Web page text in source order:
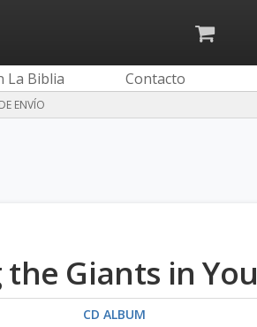
La Biblia Contacto
ENVÍO
the Giants in
CD ALBUM